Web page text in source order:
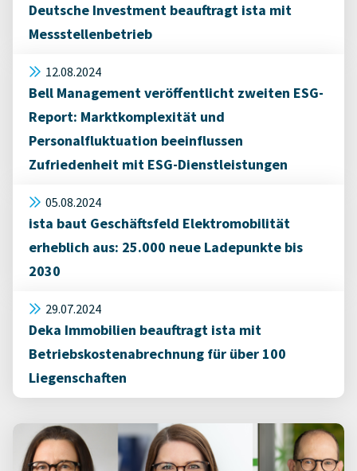
Deutsche Investment beauftragt ista mit
Messstellenbetrieb
12.08.2024
Bell Management veröffentlicht zweiten ESG-
Report: Marktkomplexität und
Personalfluktuation beeinflussen
Zufriedenheit mit ESG-Dienstleistungen
05.08.2024
ista baut Geschäftsfeld Elektromobilität
erheblich aus: 25.000 neue Ladepunkte bis
2030
29.07.2024
Deka Immobilien beauftragt ista mit
Betriebskostenabrechnung für über 100
Liegenschaften